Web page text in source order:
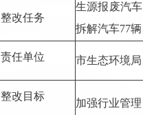
整改任务
生源报废汽
拆解汽车77
责任单位 市生态环境
整改目标
加强行业管理